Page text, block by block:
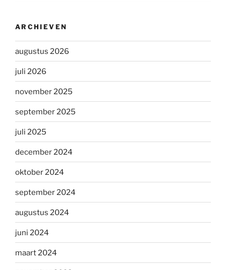
ARCHIEVEN
augustus 2026
juli 2026
november 2025
september 2025
juli 2025
december 2024
oktober 2024
september 2024
augustus 2024
juni 2024
maart 2024